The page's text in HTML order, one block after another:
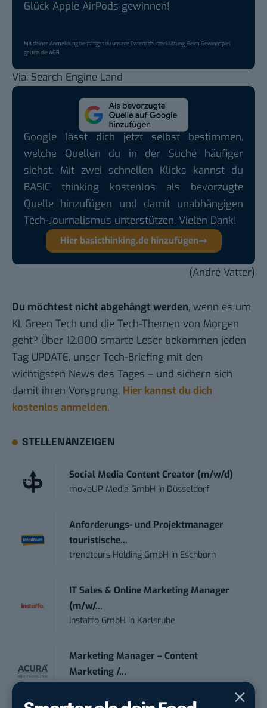
Glück Apple AirPods gewinnen!
Mit deiner Anmeldung bestätigst du unsereDatenschutzerklärung. Beim Gewinnspiel
gelten dieAGB.
Via: Search Engine Land
Google lässt dich jetzt selbst bestimmen,
welche Quellen du in der Suche häufiger
siehst. Mit zwei schnellen Klicks kannst du
BASIC thinking kostenlos als bevorzugte
Quelle hinzufügen und damit unabhängigen
Tech-Journalismus unterstützen. Vielen Dank!
Hier basicthinking.de hinzufügen
(André Vatter)
Du möchtest nicht abgehängt werden, wenn es um
KI, Green Tech und die Tech-Themen von Morgen
geht? Über 12.000 smarte Leser bekommen jeden
Tag UPDATE, unser Tech-Briefing mit den
wichtigsten News des Tages – und sichern sich
damit ihren Vorsprung. Hier kannst du dich
kostenlos anmelden.
STELLENANZEIGEN
Social Media Content Creator (m/w/d)
moveUP Media GmbH in Düsseldorf
Anforderungs- und Projektmanager
touristische...
trendtours Holding GmbH in Eschborn
IT Sales & Online Marketing Manager
(m/w/...
Instaffo GmbH in Karlsruhe
Marketing Manager – Content
Marketing /...